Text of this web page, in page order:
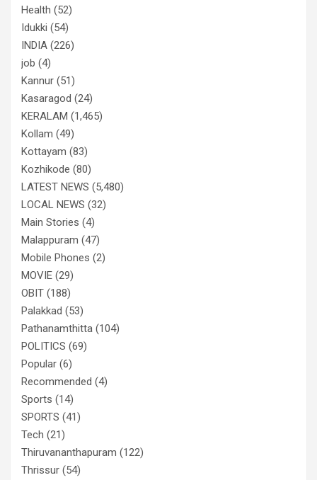
Health (52)
Idukki (54)
INDIA (226)
job (4)
Kannur (51)
Kasaragod (24)
KERALAM (1,465)
Kollam (49)
Kottayam (83)
Kozhikode (80)
LATEST NEWS (5,480)
LOCAL NEWS (32)
Main Stories (4)
Malappuram (47)
Mobile Phones (2)
MOVIE (29)
OBIT (188)
Palakkad (53)
Pathanamthitta (104)
POLITICS (69)
Popular (6)
Recommended (4)
Sports (14)
SPORTS (41)
Tech (21)
Thiruvananthapuram (122)
Thrissur (54)